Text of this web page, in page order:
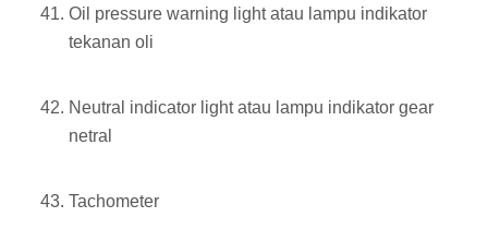
Oil pressure warning light atau lampu indikator
tekanan oli
Neutral indicator light atau lampu indikator gear
netral
Tachometer